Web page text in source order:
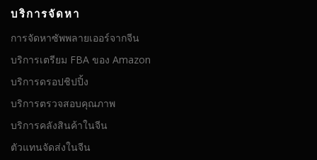
บริการจัดหา
การจัดหาซัพพลายเออร์จากจีน
บริการเตรียม FBA ของ Amazon
บริการดรอปชิปปิ้ง
บริการตรวจสอบคุณภาพ
บริการคลังสินค้าในจีน
ตัวแทนจัดส่งในจีน